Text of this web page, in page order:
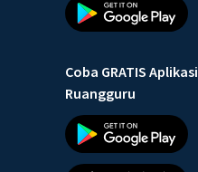
Coba GRATIS Aplikasi
Ruangguru